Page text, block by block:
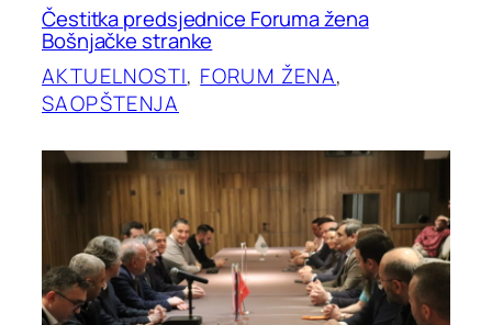
Čestitka predsjednice Foruma žena
Bošnjačke stranke
AKTUELNOSTI, FORUM ŽENA
SAOPŠTENJA